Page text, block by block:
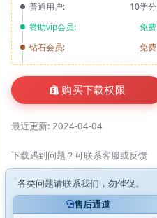
普通用户:
10学分
赞助vip会员:
免费
钻石会员:
免费
购买下载权限
最近更新: 2024-04-04
下载遇到问题？可联系客服或反馈
各类问题请联系我们，勿催促。
售后通道